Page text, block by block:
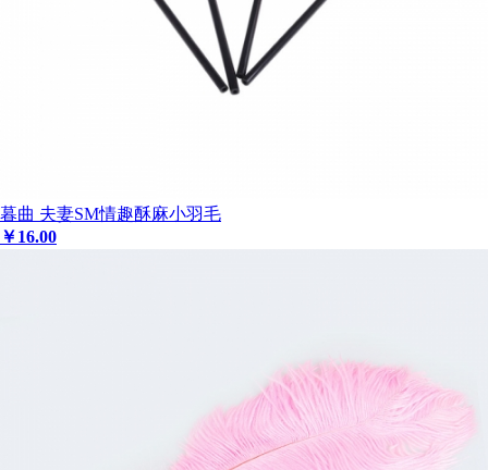
暮曲 夫妻SM情趣酥麻小羽毛
￥16.00